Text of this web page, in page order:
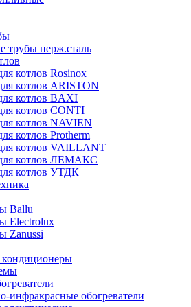
трубы нерж.сталь
котлов Rosinox
котлов ARISTON
котлов BAXI
котлов CONTI
котлов NAVIEN
котлов Protherm
котлов VAILLANT
котлов ЛЕМАКС
котлов УТДК
Ballu
Electrolux
Zanussi
инфракрасные обогреватели